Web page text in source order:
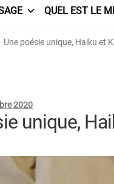
QUEL EST LE
Commande
Trouver mon
Une poésie unique, Haiku et
2020
unique,